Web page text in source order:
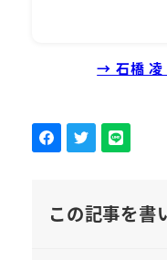
→ 石橋 凌
この記事を書